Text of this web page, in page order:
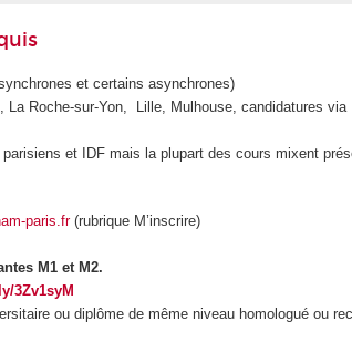
et certains asynchrones)
Roche-sur-Yon, Lille, Mulhouse, candidatures via
et IDF mais la plupart des cours mixent
paris.fr(rubrique M’inscrire)
M1 et M2.
3Zv1syM
ou diplôme de même niveau homologué ou